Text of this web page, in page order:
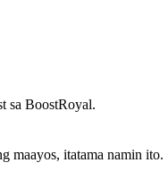
sa BoostRoyal.
maayos, itatama namin ito.